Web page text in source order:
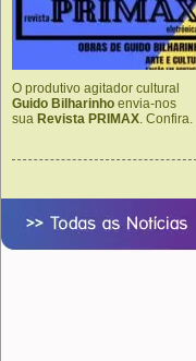
O produtivo agitador cultural
Guido Bilharinho envia-nos
sua Revista PRIMAX. Confira.